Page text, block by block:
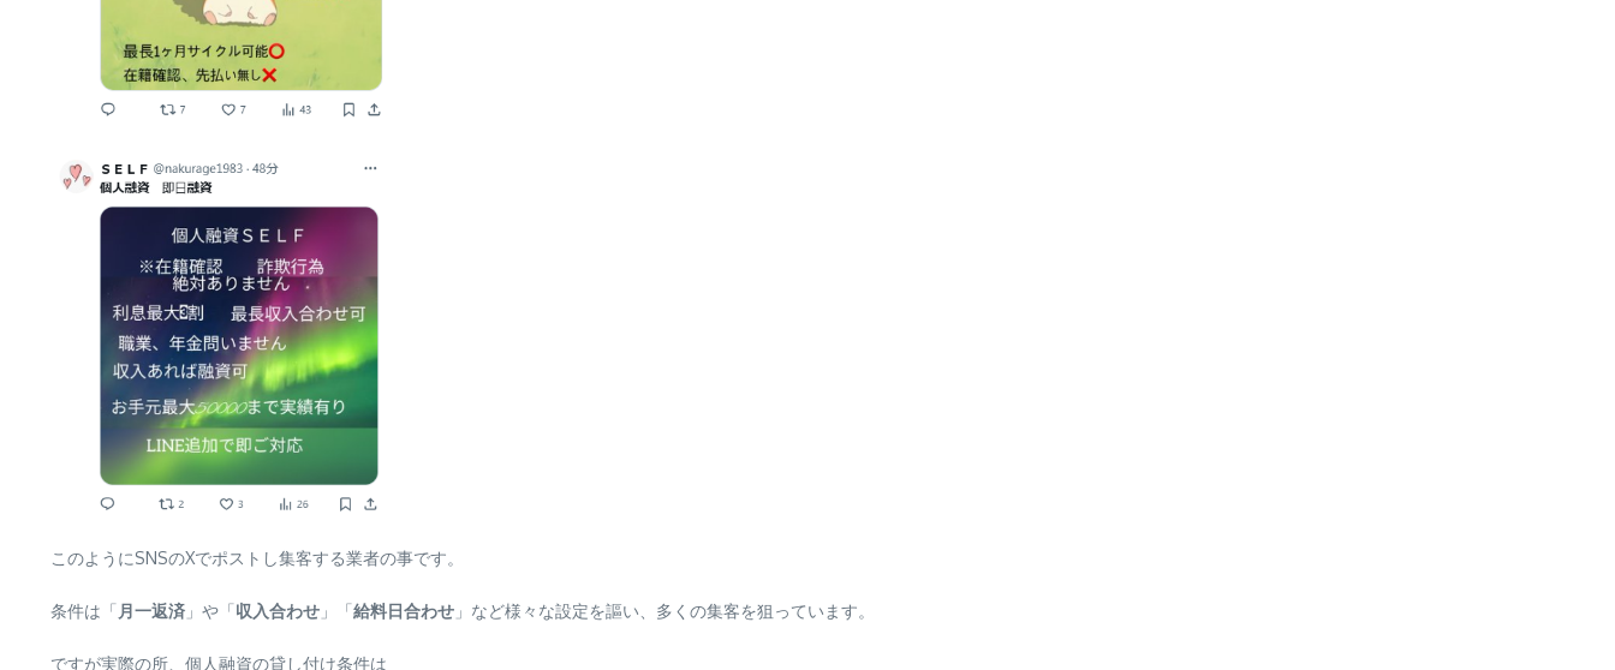
このようにSNSのXでポストし集客する業者の事です。
条件は「 月一返済 」や「収入合わせ 」「給料日合わせ 」など様々な設定を謳い、多くの集客を狙っています。
ですが実際の所、個人融資の貸し付け条件は